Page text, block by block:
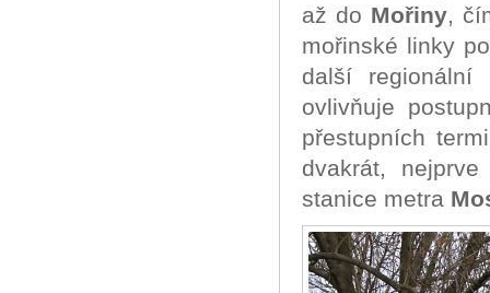
až do Mořiny,
mořinské linky
další
ovlivňuje
přestupních
dvakrát,
stanice metra